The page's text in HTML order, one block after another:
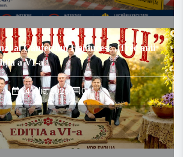
al Cântecului Haiducesc „Trec anii
a VI-a
24 iulie, 2026/ 0